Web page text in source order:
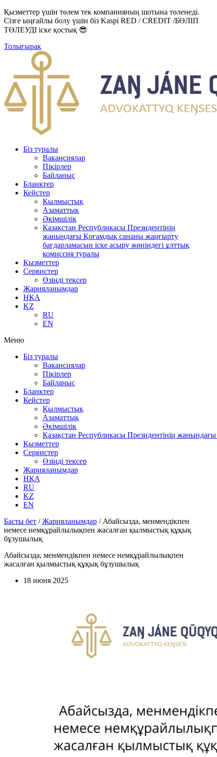
Қызметтер үшін төлем тек компанияның шотына төленеді.
Сізге ыңғайлы болу үшін біз Kaspi RED / CREDIT /БӨЛІП
ТӨЛЕУДІ іске қостық 😎
Толығырақ
Біз туралы
Вакансиялар
Пікірлер
Байланыс
Бланктер
Кейстер
Қылмыстық
Азаматтық
Әкімшілік
Қазақстан Республикасы Президентінің
жанындағы Қоғамдық сананы жаңғырту
бағдарламасын іске асыру жөніндегі ұлттық
комиссия туралы
Қызметтер
Сервистер
Өзіңді тексер
Жарияланымдар
НҚА
KZ
RU
EN
Меню
Біз туралы
Вакансиялар
Пікірлер
Байланыс
Бланктер
Кейстер
Қылмыстық
Азаматтық
Әкімшілік
Қазақстан Республикасы Президентінің
Қызметтер
Сервистер
Өзіңді тексер
Жарияланымдар
НҚА
RU
KZ
EN
Басты бет /Жарияланымдар / Абайсызда, менмендікпен
немесе немқұрайлылықпен жасалған қылмыстық құқық
бұзушылық
Абайсызда, менмендікпен немесе немқұрайлылықпен
жасалған қылмыстық құқық бұзушылық
18 июня 2025